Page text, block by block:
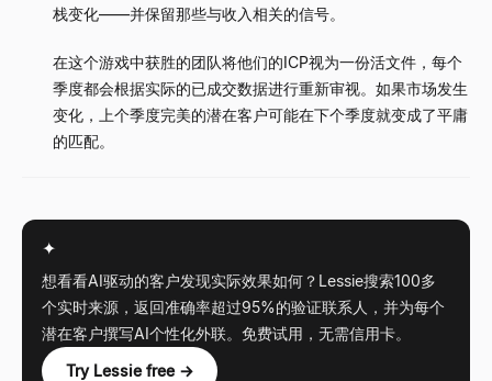
栈变化——并保留那些与收入相关的信号。
在这个游戏中获胜的团队将他们的ICP视为一份活文件，每个
季度都会根据实际的已成交数据进行重新审视。如果市场发生
变化，上个季度完美的潜在客户可能在下个季度就变成了平庸
的匹配。
✦
想看看AI驱动的客户发现实际效果如何？Lessie搜索100多
个实时来源，返回准确率超过95%的验证联系人，并为每个
潜在客户撰写AI个性化外联。免费试用，无需信用卡。
Try Lessie free →